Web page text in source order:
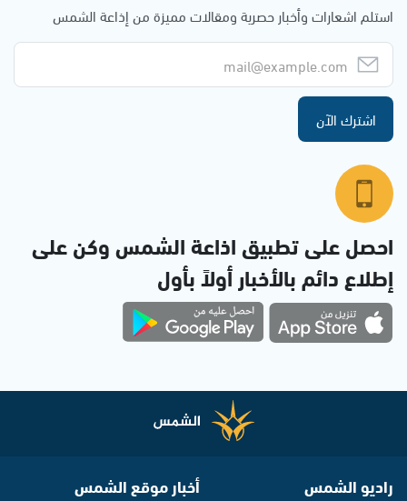
استلم اشعارات وأخبار حصرية ومقالات مميزة من إذاعة الشمس
اشترك الآن
احصل على تطبيق اذاعة الشمس وكن على
إطلاع دائم بالأخبار أولاً بأول
راديو الشمس أخبار موقع الشمس